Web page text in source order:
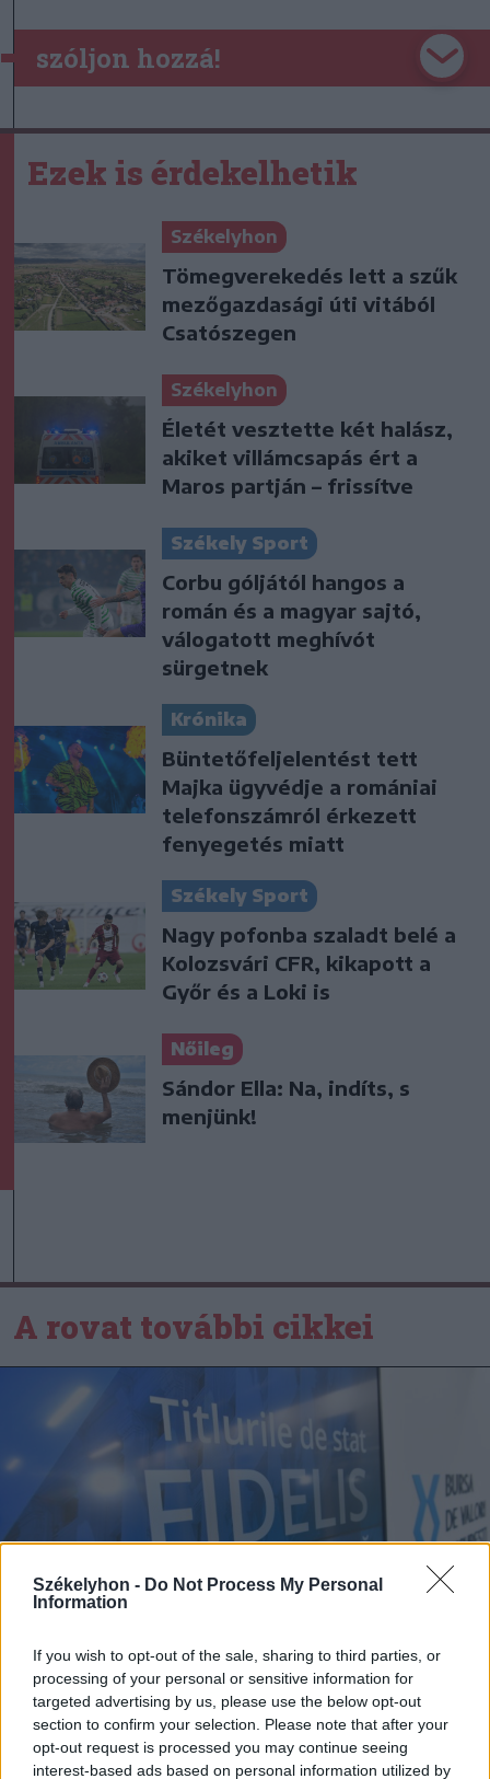
Székelyhon - Do Not Process My Personal
Information
If you wish to opt-out of the sale, sharing to third parties, or
processing of your personal or sensitive information for
targeted advertising by us, please use the below opt-out
section to confirm your selection. Please note that after your
opt-out request is processed you may continue seeing
interest-based ads based on personal information utilized by
szóljon hozzá!
Ezek is érdekelhetik
Székelyhon
Tömegverekedés lett a szűk
mezőgazdasági úti vitából
Csatószegen
Székelyhon
Életét vesztette két halász,
akiket villámcsapás ért a
Maros partján – frissítve
Székely Sport
Corbu góljától hangos a
román és a magyar sajtó,
válogatott meghívót
sürgetnek
Krónika
Büntetőfeljelentést tett
Majka ügyvédje a romániai
telefonszámról érkezett
fenyegetés miatt
Székely Sport
Nagy pofonba szaladt belé a
Kolozsvári CFR, kikapott a
Győr és a Loki is
Nőileg
Sándor Ella: Na, indíts, s
menjünk!
A rovat további cikkei
2026. augusztus 07., péntek
Ismét jegyezhetők a Fidelis